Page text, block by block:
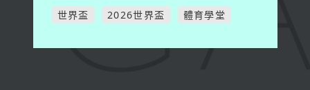
世界盃 2026世界盃 體育學堂